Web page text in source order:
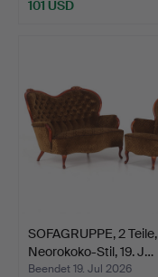
101 USD
SOFAGRUPPE, 2 Teile,
Neorokoko-Stil, 19. J…
Beendet 19. Jul 2026